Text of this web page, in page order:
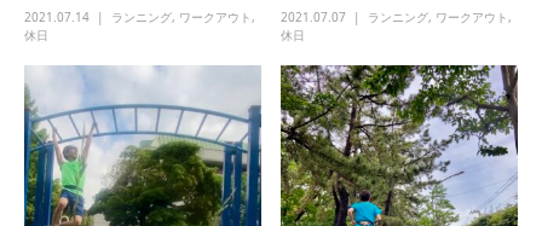
2021.07.14 ランニング, ワークアウト,
休日
2021.07.07 ランニング, ワークアウト,
休日